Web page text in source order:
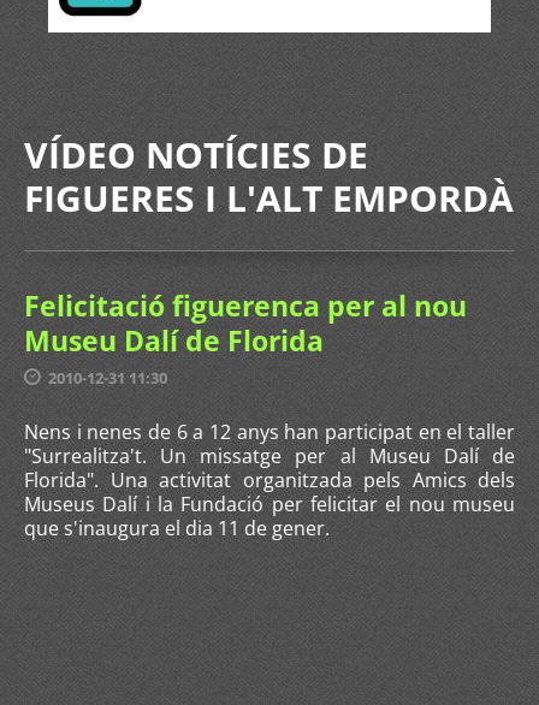
VÍDEO NOTÍCIES DE
FIGUERES I L'ALT EMPORDÀ
Felicitació figuerenca per al nou
Museu Dalí de Florida
2010-12-31 11:30
Nens i nenes de 6 a 12 anys han participat en el taller
"Surrealitza't. Un missatge per al Museu Dalí de
Florida". Una activitat organitzada pels Amics dels
Museus Dalí i la Fundació per felicitar el nou museu
que s'inaugura el dia 11 de gener.